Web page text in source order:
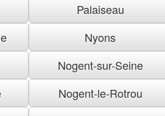
Palaiseau
Nyons
Nogent-sur-Seine
Nogent-le-Rotrou